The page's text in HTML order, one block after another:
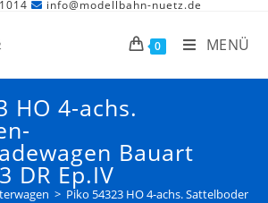
info@modellbahn-nuetz.de
0 MENÜ
HO 4-achs.
Bauart
DR Ep.IV
> Piko 54323 HO 4-achs. Sattelboden-